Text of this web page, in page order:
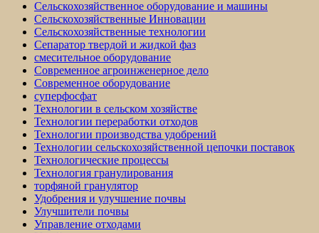
Сельскохозяйственное оборудование и машины
Сельскохозяйственные Инновации
Сельскохозяйственные технологии
Сепаратор твердой и жидкой фаз
смесительное оборудование
Современное агроинженерное дело
Современное оборудование
суперфосфат
Технологии в сельском хозяйстве
Технологии переработки отходов
Технологии производства удобрений
Технологии сельскохозяйственной цепочки поставок
Технологические процессы
Технология гранулирования
торфяной гранулятор
Удобрения и улучшение почвы
Улучшители почвы
Управление отходами